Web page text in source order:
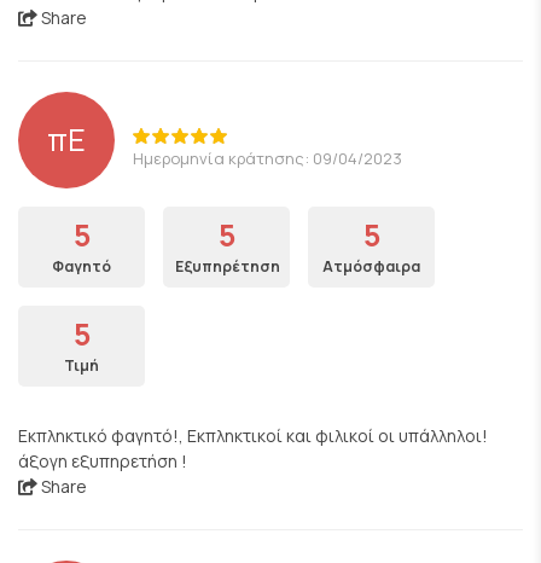
Share
πΕ Ημερομηνία κράτησης: 09/04/2023
5
Φαγητό
5
Εξυπηρέτηση
5
Ατμόσφαιρα
5
Τιμή
Εκπληκτικό φαγητό!, Εκπληκτικοί και φιλικοί οι υπάλληλοι!
άξογη εξυπηρετήση !
Share